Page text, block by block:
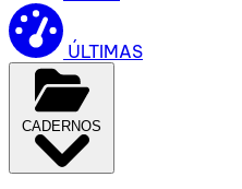
ÚLTIMAS
CADERNOS